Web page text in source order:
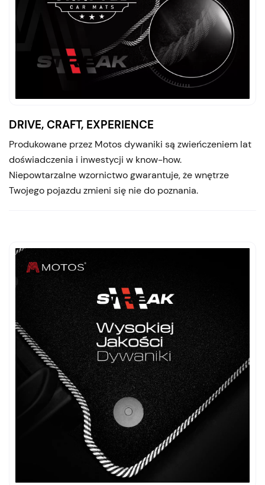
DRIVE, CRAFT, EXPERIENCE
Produkowane przez Motos dywaniki są zwieńczeniem lat
doświadczenia i inwestycji w know-how.
Niepowtarzalne wzornictwo gwarantuje, że wnętrze
Twojego pojazdu zmieni się nie do poznania.